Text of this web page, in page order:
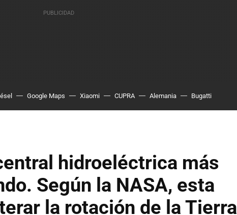
Google Maps Xiaomi CUPRA Alemania Bugatti
hidroeléctrica más
Según la NASA, esta
la rotación de la Tierra